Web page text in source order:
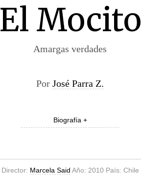
El Mocito
Amargas verdades
Por José Parra Z.
Biografía +
Director: Marcela Said Año: 2010 País: Chile